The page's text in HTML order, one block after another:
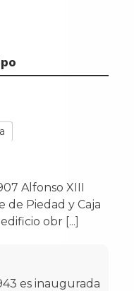
Alfonso XIII
Piedad y Caja
obr [...]
es inaugurada